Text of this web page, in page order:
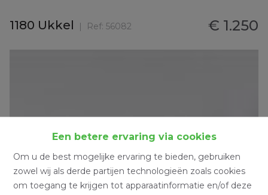
Een betere ervaring via cookies
Om u de best mogelijke ervaring te bieden, gebruiken
zowel wij als derde partijen technologieën zoals cookies
om toegang te krijgen tot apparaatinformatie en/of deze
1180 Ukkel Ref: 56082 € 1.250